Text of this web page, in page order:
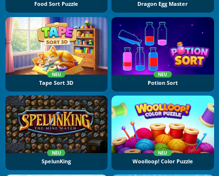
Food Sort Puzzle Dragon Egg Master
NEU
Tape Sort 3D
NEU
Potion Sort
NEU
SpelunKing
NEU
Woolloop! Color Puzzle